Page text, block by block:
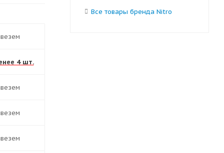
4 шт.
Все товары бренда Nitro